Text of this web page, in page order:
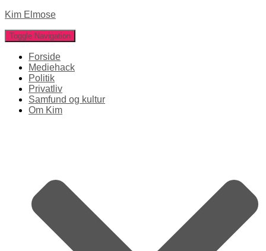
Kim Elmose
Toggle Navigation
Forside
Mediehack
Politik
Privatliv
Samfund og kultur
Om Kim